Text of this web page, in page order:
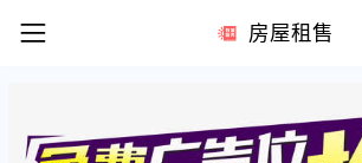
房屋租售